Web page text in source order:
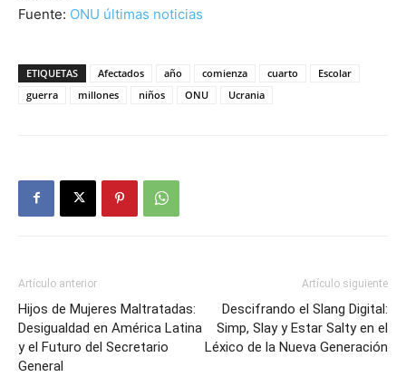
Fuente: ONU últimas noticias
ETIQUETAS Afectados año comienza cuarto
Escolar
guerra
millones niños ONU Ucrania
Artículo anterior
Hijos de Mujeres Maltratadas:
Desigualdad en América Latina
y el Futuro del Secretario
General
Artículo siguiente
Descifrando el Slang Digital:
Simp, Slay y Estar Salty en el
Léxico de la Nueva Generación